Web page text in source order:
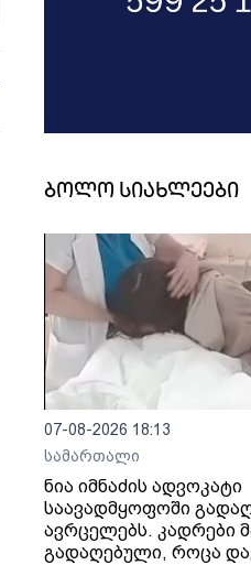
ბოლო სიახლეები
07-08-2026 18:13
სამართალი
ნია იმნაძის ადვოკატი
საავადმყოფოში
ავრცელებს. კადრები
გადაღებული, როცა